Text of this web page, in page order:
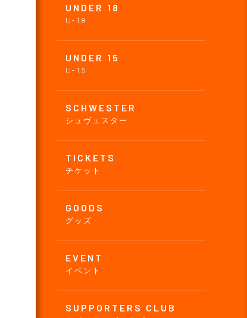
UNDER 18
U-18
UNDER 15
U-15
SCHWESTER
シュヴェスター
TICKETS
チケット
GOODS
グッズ
EVENT
イベント
SUPPORTERS CLUB